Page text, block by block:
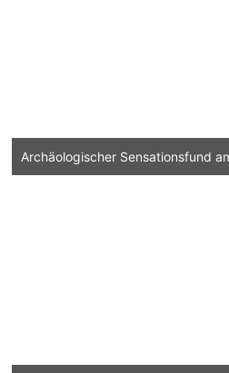
Archäologischer Sensationsfund